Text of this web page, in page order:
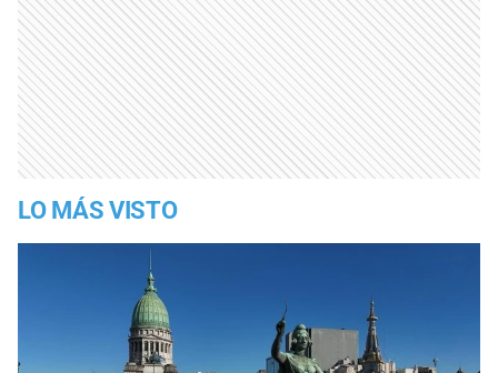
LO MÁS VISTO